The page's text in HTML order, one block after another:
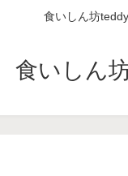
食いしん坊
食いしん